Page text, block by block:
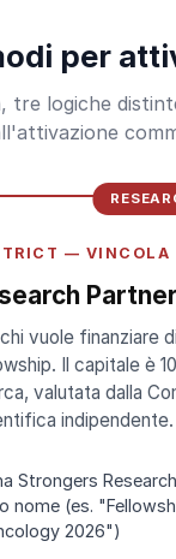
per
logiche
— VINCOLA
Partner
vuole finanziare
Il capitale è
valutata dalla
indipendente.
Strongers
nome (es.
2026")